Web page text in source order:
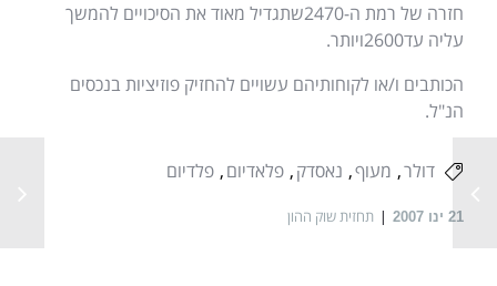
חזרה של רמת ה-2470
שתגדיל מאוד את הסיכויים להמשך
עליה עד2600ויותר.
הכותבים ו/או לקוחותיהם עשויים להחזיק פוזיציות בנכסים
הנ"ל.
דולר מעוף נאסדק פלאדיום פלדיום
21 ינו 2007 תחזית שוק ההון